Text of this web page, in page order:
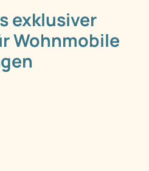
exklusiver
Wohnmobile